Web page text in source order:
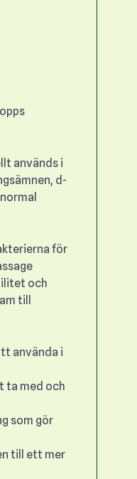
används i
d-
för
och
till
använda i
ta med och
som gör
till ett mer